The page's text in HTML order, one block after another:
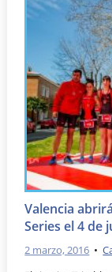
Valencia
Series el 4 de
2 marzo, 2016 •